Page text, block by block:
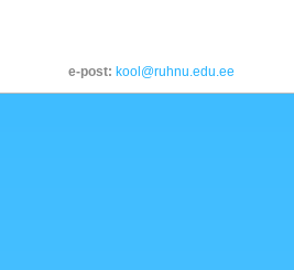
e-post: kool@ruhnu.edu.ee